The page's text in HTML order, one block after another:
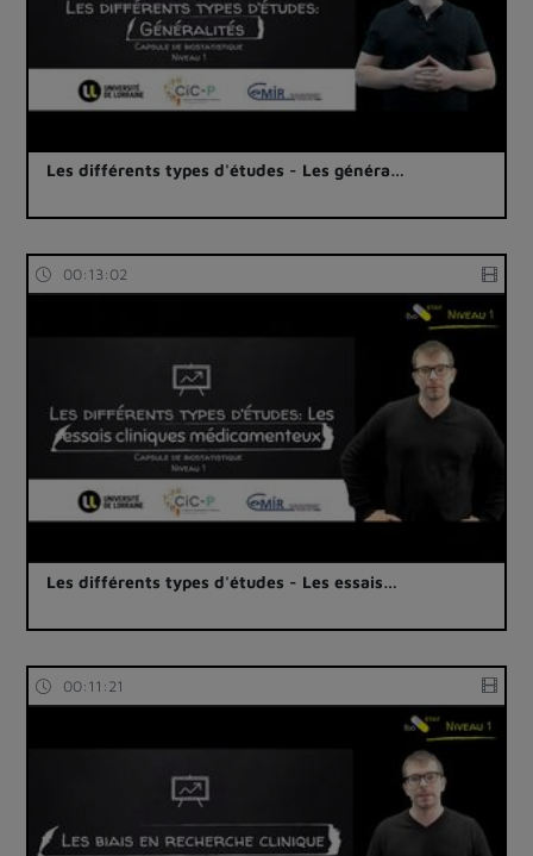
Les différents types d'études - Les généra…
00:13:02
Les différents types d'études - Les essais…
00:11:21